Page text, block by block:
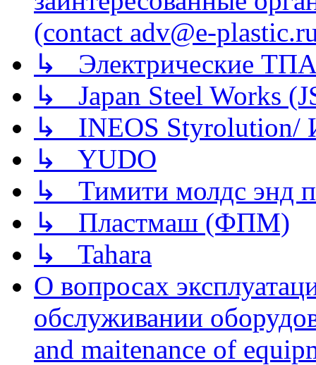
(contact adv@e-
↳ Электрические
↳ Japan Steel Works
↳ INEOS
↳ YUDO
↳ Тимити молдс энд
↳ Пластмаш (ФПМ)
↳ Tahara
О вопросах
обслуживании
and maitenance of